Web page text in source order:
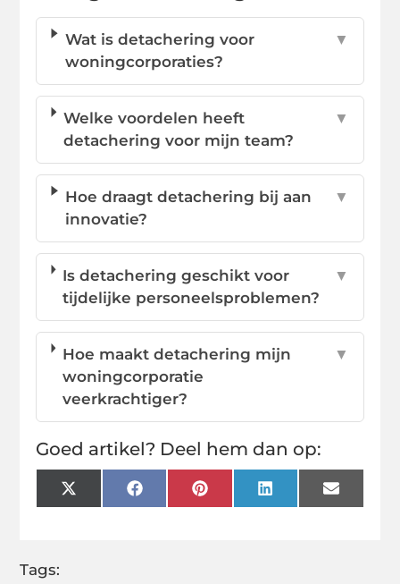
Wat is detachering voor
woningcorporaties?
▼
Welke voordelen heeft
detachering voor mijn team?
▼
Hoe draagt detachering bij aan
innovatie?
▼
Is detachering geschikt voor
tijdelijke personeelsproblemen?
▼
Hoe maakt detachering mijn
woningcorporatie
veerkrachtiger?
▼
Goed artikel? Deel hem dan op:
X
(Twitter)
FacebookPinterestLinkedInEmail
Tags: